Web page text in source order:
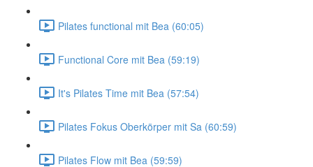
Pilates functional mit Bea (60:05)
Functional Core mit Bea (59:19)
It's Pilates Time mit Bea (57:54)
Pilates Fokus Oberkörper mit Sa (60:59)
Pilates Flow mit Bea (59:59)